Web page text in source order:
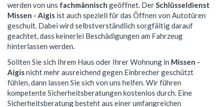
werden von uns fachmännisch geöffnet. DerSchlüsseldienst
Missen - Aigis ist auch speziell für das Öffnen von Autotüren
geschult. Dabei wird selbstverständlich sorgfältig darauf
geachtet, dass keinerlei Beschädigungen am Fahrzeug
hinterlassen werden.
Sollten Sie sich Ihrem Haus oder Ihrer Wohnung in Missen -
Aigisnicht mehr ausreichend gegen Einbrecher geschützt
fühlen, dann lassen Sie sich von uns helfen. Wir führen
kompetente Sicherheitsberatungen kostenlos durch. Eine
Sicherheitsberatung besteht aus einer umfangreichen